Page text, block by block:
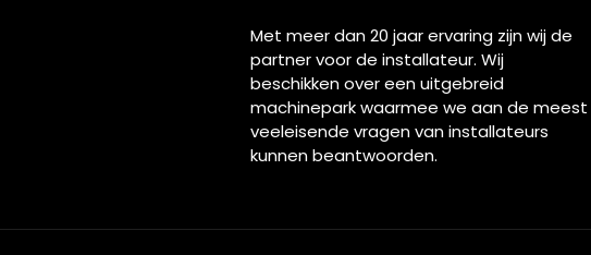
Met meer dan 20 jaar ervaring zijn wij de
partner voor de installateur. Wij
beschikken over een uitgebreid
machinepark waarmee we aan de meest
veeleisende vragen van installateurs
kunnen beantwoorden.